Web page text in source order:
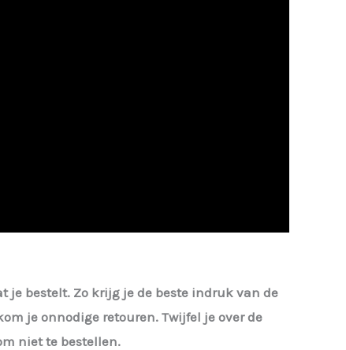
je bestelt. Zo krijg je de beste indruk van de
je onnodige retouren. Twijfel je over de
niet te bestellen.